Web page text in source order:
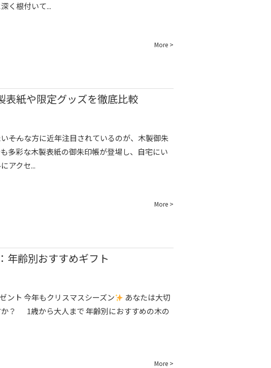
く根付いて...
More >
表紙や限定グッズを徹底比較
そんな方に近年注目されているのが、木製御朱
多彩な木製表紙の御朱印帳が登場し、自宅にい
アクセ...
More >
年齢別おすすめギフト
ト 今年もクリスマスシーズン
あなたは大切
？ 1歳から大人まで 年齢別におすすめの木の
More >